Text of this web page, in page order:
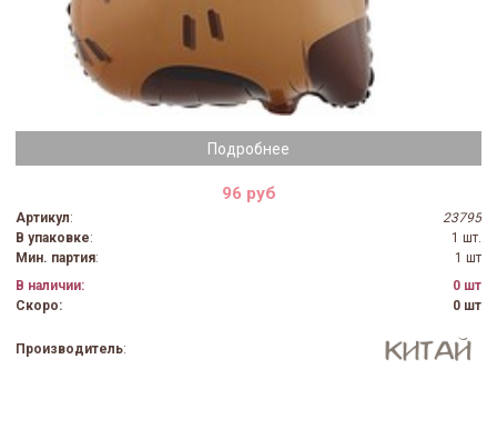
Подробнее
96 руб
Артикул:
23795
В упаковке:
1 шт.
Мин. партия:
1 шт
В наличии:
0 шт
Скоро:
0 шт
Производитель: